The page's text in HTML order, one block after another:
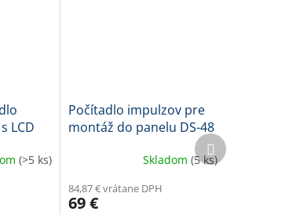
LCD
(>5 ks)
Počítadlo impulzov pre
montáž do panelu DS-48
Skladom (5 ks)
84,87 € vrátane DPH
69 €
Ďalší
produkt